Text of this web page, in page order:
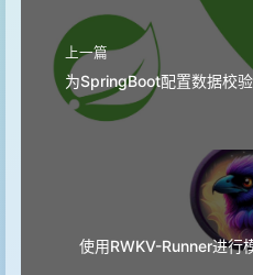
上一篇
为SpringBoot配置数据校验
使用RWKV-Runner进行